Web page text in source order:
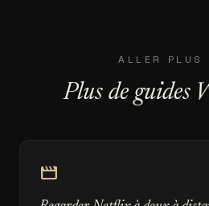
ALLER PLUS
Plus de guides
movie